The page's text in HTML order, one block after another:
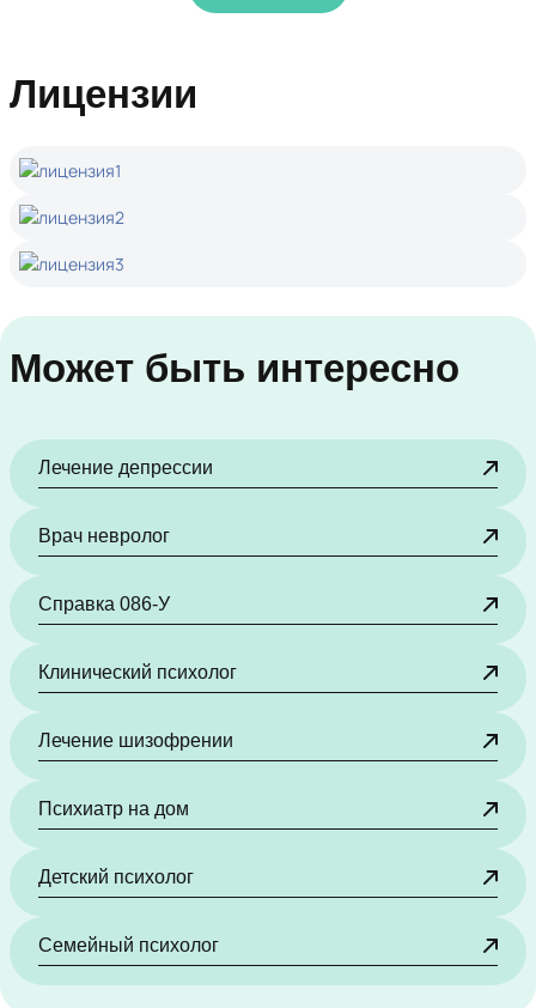
Лицензии
Может быть интересно
Лечение депрессии
Врач невролог
Справка 086-У
Клинический психолог
Лечение шизофрении
Психиатр на дом
Детский психолог
Семейный психолог